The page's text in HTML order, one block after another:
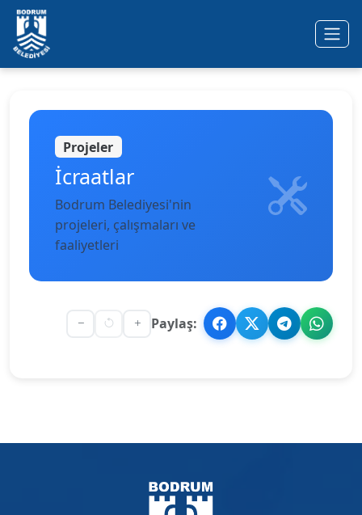
Ana içeriğe geç
Projeler
İcraatlar
Bodrum Belediyesi'nin
projeleri, çalışmaları ve
faaliyetleri
Paylaş: